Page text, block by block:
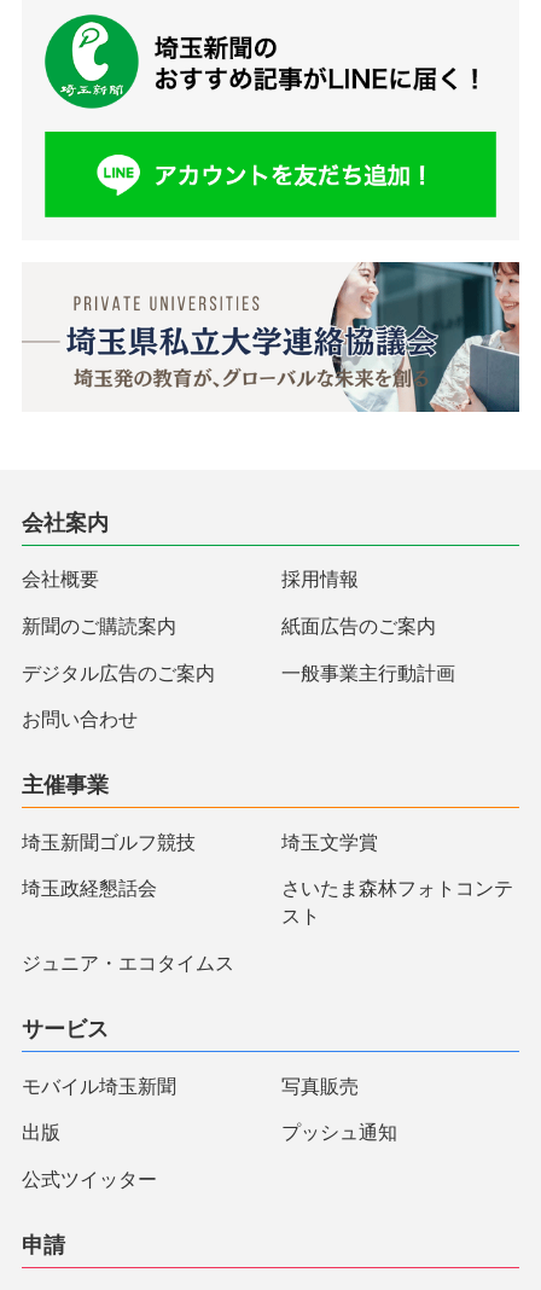
会社案内
会社概要 採用情報
新聞のご購読案内 紙面広告のご案内
デジタル広告のご案内 一般事業主行動計画
お問い合わせ
主催事業
埼玉新聞ゴルフ競技 埼玉文学賞
埼玉政経懇話会
さいたま森林フォトコンテ
スト
ジュニア・エコタイムス
サービス
モバイル埼玉新聞 写真販売
出版 プッシュ通知
公式ツイッター
申請